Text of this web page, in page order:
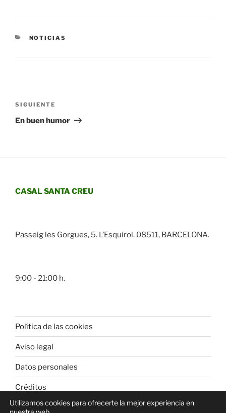
CATEGORÍAS
NOTICIAS
de
entradas
Siguiente
entrada
SIGUIENTE
En buen humor
CASAL SANTA CREU
Passeig les Gorgues, 5. L’Esquirol. 08511, BARCELONA.
9:00 - 21:00 h.
Política de las cookies
Aviso legal
Datos personales
Créditos
Utilizamos cookies para ofrecerte la mejor experiencia en